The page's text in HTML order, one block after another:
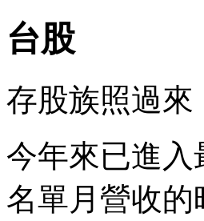
台股
存股族照過
今年來已進
名單月營收